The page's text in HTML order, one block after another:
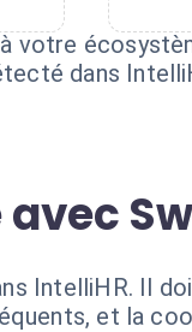
votre
dans
avec
IntelliHR. Il
et la